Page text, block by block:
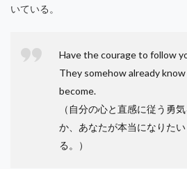
いている。
Have the courage to follow
They somehow already
become.
（自分の心と直感に従う勇
か、あなたが本当になりた
る。）